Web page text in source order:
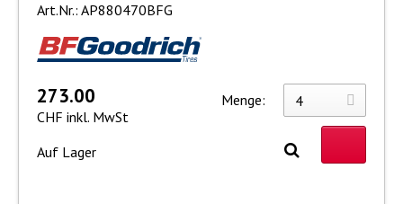
Art.Nr.: AP880470BFG
273.00
CHF inkl. MwSt
Menge:
Auf Lager